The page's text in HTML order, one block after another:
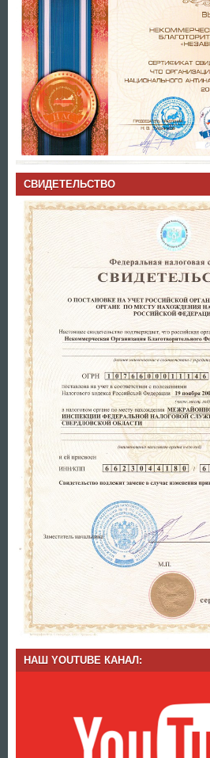
СВИДЕТЕЛЬСТВО
НАШ YOUTUBE КАНАЛ: